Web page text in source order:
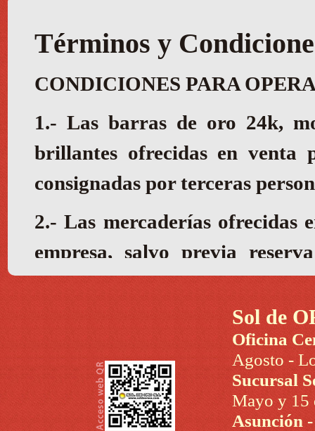
Sol de
Oficina
Agosto -
Sucursal
Mayo y 15
Asunción